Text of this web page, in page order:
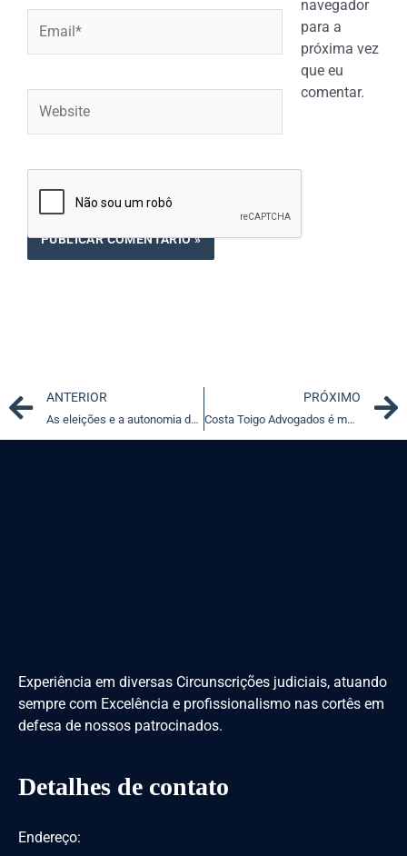
navegador
para a
próxima vez
que eu
comentar.
Prev
ANTERIOR
As eleições e a autonomia das universidades federais
PRÓXIMO
Costa Toigo Advogados é mais um parceiro da ConJur
Experiência em diversas Circunscrições judiciais, atuando
sempre com Excelência e profissionalismo nas cortês em
defesa de nossos patrocinados.
Detalhes de contato
Endereço: